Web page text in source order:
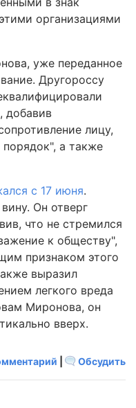
организациями
уже переданное
Другороссу
добавив
лицу,
а также
с 17 июня.
Он отверг
что не стремился
к обществу",
признаком этого
выразил
легкого вреда
Миронова, он
вверх.
Обсудить